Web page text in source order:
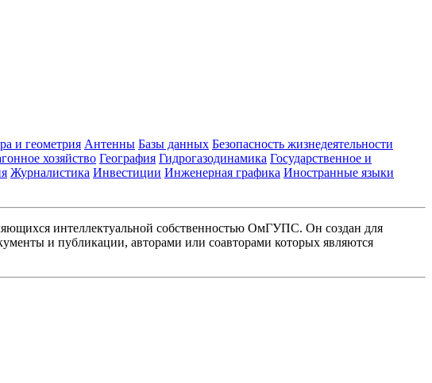
и геометрия Антенны Базы данных Безопасность жизнедеятельности
хозяйство География Гидрогазодинамика Государственное и
Журналистика Инвестиции Инженерная графика Иностранные языки
интеллектуальной собственностью ОмГУПС. Он создан для
и публикации, авторами или соавторами которых являются